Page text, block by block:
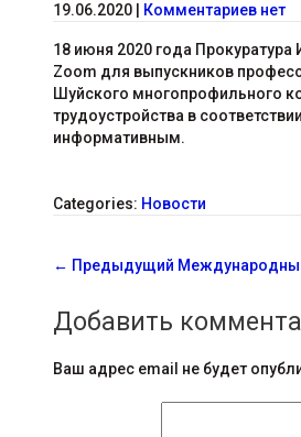
19.06.2020 Комментариев нет
18 июня 2020 года
Zoom для выпускников
Шуйского многопрофильного
трудоустройства в
информативным.
Categories: Новости
С
о
о
б
← Предыдущий
Добавить
Ваш адрес email не будет